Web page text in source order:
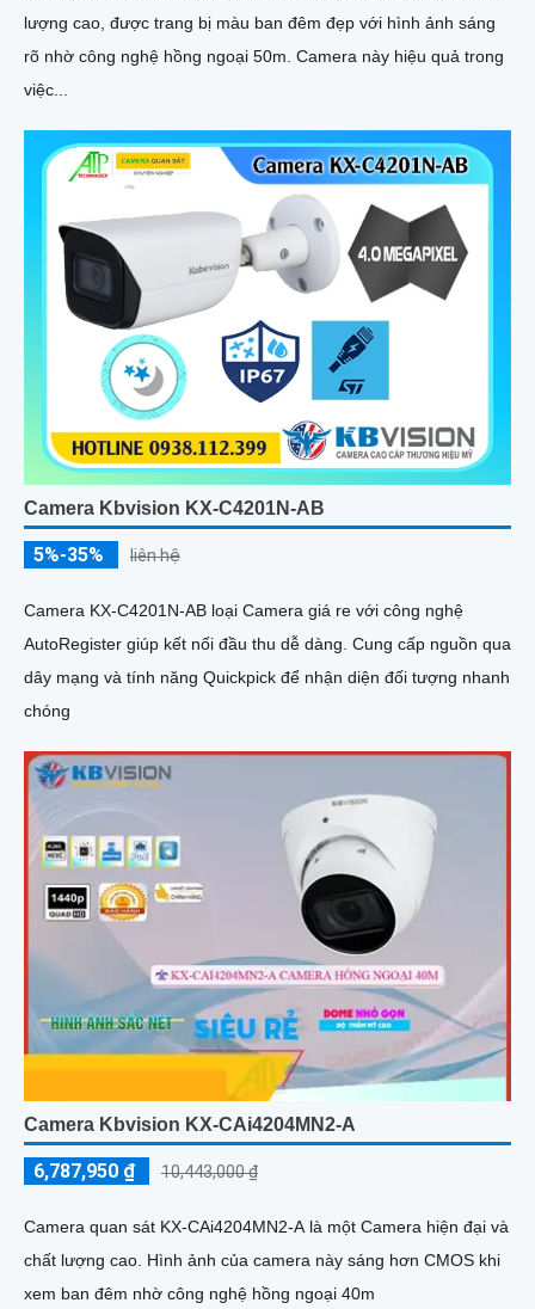
lượng cao, được trang bị màu ban đêm đẹp với hình ảnh sáng
rõ nhờ công nghệ hồng ngoại 50m. Camera này hiệu quả trong
việc...
Camera Kbvision KX-C4201N-AB
5%-35% liên hệ
Camera KX-C4201N-AB loại Camera giá re với công nghệ
AutoRegister giúp kết nối đầu thu dễ dàng. Cung cấp nguồn qua
dây mạng và tính năng Quickpick để nhận diện đối tượng nhanh
chóng
Camera Kbvision KX-CAi4204MN2-A
6,787,950 ₫ 10,443,000 ₫
Camera quan sát KX-CAi4204MN2-A là một Camera hiện đại và
chất lượng cao. Hình ảnh của camera này sáng hơn CMOS khi
xem ban đêm nhờ công nghệ hồng ngoại 40m